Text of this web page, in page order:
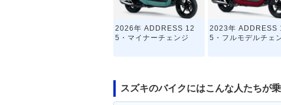
2026年 ADDRESS 12
5・マイナーチェンジ
2023年 ADDRESS
5・フルモデルチェ
スズキのバイクにはこんな人たちが